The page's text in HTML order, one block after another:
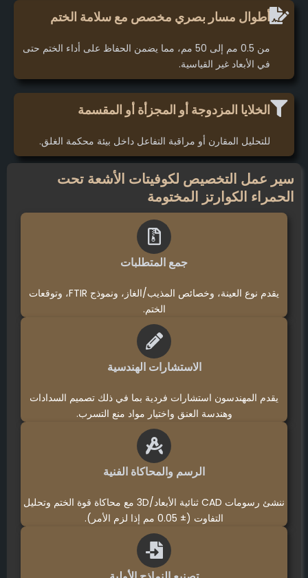
أطوال مسار بصري مخصص مع سلامة الختم
من 0.5 مم إلى 50 مم، مما يضمن الحفاظ على أداء الختم حتى
في الأبعاد غير القياسية.
الخلايا المزدوجة أو المجزأة أو المقسمة
للتحليل المقارن أو مراقبة التفاعل داخل بيئة محكمة الغلق.
سير عمل التخصيص لكوفيتات الأشعة تحت
الحمراء الكوارتز المختومة
جمع المتطلبات
يقدم نوع العينة، وخصائص المذيب/الغاز، ونموذج FTIR، وتوقعات
الختم.
الاستشارات الهندسية
يقدم المهندسون استشارات فردية بما في ذلك تصميم السدادات
وهندسة العنق واختيار مواد منع التسرب.
الرسم والمحاكاة الفنية
ننشئ رسومات CAD ثنائية الأبعاد/3D مع محاكاة قوة الختم وتحليل
التفاوت (± 0.05 مم إذا لزم الأمر).